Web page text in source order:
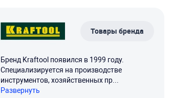
Товары бренда
Бренд Kraftool появился в 1999 году.
Специализируется на производстве
инструментов, хозяйственных пр...
Развернуть